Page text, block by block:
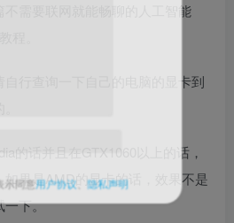
需要联网就能畅聊的人工智能
程。
行查询一下自己的电脑的显卡到
的话并且在GTX1060以上的话，
果是AMD的显卡的话，效果不是
一下。
登录